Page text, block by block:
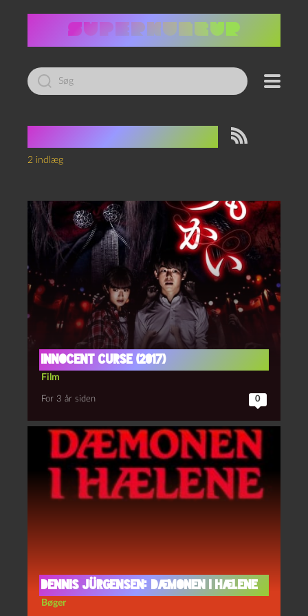
Led
efter:
2 indlæg
Innocent curse (2017)
Film
For 3 år siden 0
Dennis Jürgensen: Dæmonen i hælene
Bøger